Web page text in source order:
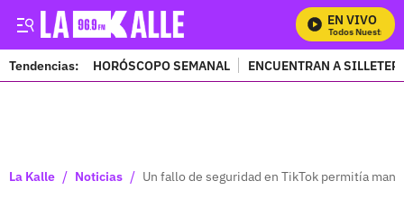
EN VIVO
Mira Todos Nuestros
Tendencias: HORÓSCOPO SEMANAL ENCUENTRAN A
La Kalle / Noticias / Un fallo de seguridad en TikTok permitía